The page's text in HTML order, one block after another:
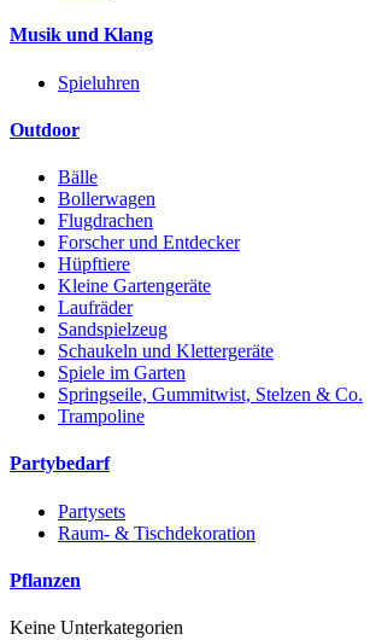
Musik und Klang
Spieluhren
Outdoor
Bälle
Bollerwagen
Flugdrachen
Forscher und Entdecker
Hüpftiere
Kleine Gartengeräte
Laufräder
Sandspielzeug
Schaukeln und Klettergeräte
Spiele im Garten
Springseile, Gummitwist, Stelzen & Co.
Trampoline
Partybedarf
Partysets
Raum- & Tischdekoration
Pflanzen
Keine Unterkategorien